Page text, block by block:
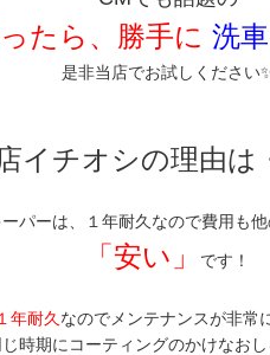
ったら、勝手に 洗車
是非当店でお試しください
イチオシの理由は
パーは、１年耐久なので費用も
「安い」 です！
年耐久 なのでメンテナンスが非常
時期にコーティングのかけなおし